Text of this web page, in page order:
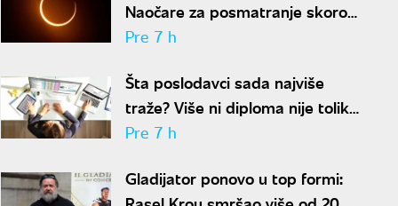
Naočare za posmatranje skoro
rasprodate
Pre 7 h
Šta poslodavci sada najviše
traže? Više ni diploma nije toliko
važna
Pre 7 h
Gladijator ponovo u top formi: